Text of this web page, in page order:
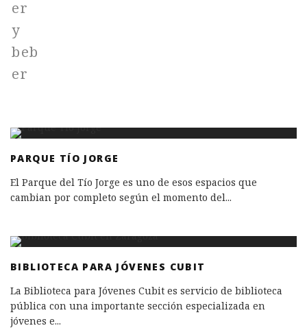
PARQUE TÍO JORGE
El Parque del Tío Jorge es uno de esos espacios que
cambian por completo según el momento del...
BIBLIOTECA PARA JÓVENES CUBIT
La Biblioteca para Jóvenes Cubit es servicio de biblioteca
pública con una importante sección especializada en
jóvenes e...